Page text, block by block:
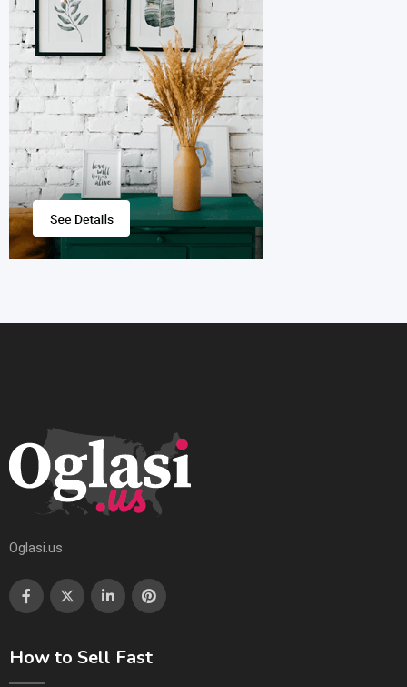
Oglasi.us
How to Sell Fast